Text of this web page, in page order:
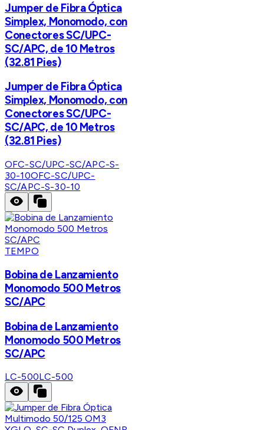
Jumper de Fibra Óptica
Simplex, Monomodo, con
Conectores SC/UPC-
SC/APC, de 10 Metros
(32.81 Pies)
Jumper de Fibra Óptica
Simplex, Monomodo, con
Conectores SC/UPC-
SC/APC, de 10 Metros
(32.81 Pies)
OFC-SC/UPC-SC/APC-S-
30-10OFC-SC/UPC-
SC/APC-S-30-10
TEMPO
Bobina de Lanzamiento
Monomodo 500 Metros
SC/APC
Bobina de Lanzamiento
Monomodo 500 Metros
SC/APC
LC-500LC-500